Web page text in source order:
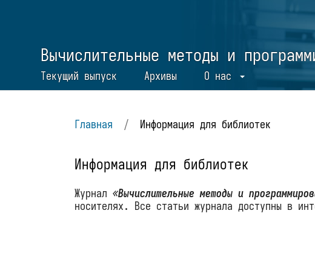
Вычислительные методы и
Текущий выпуск Архивы О нас
Главная / Информация для библиотек
Информация для библиотек
Журнал«Вычислительные методы и
носителях. Все статьи журнала доступны в